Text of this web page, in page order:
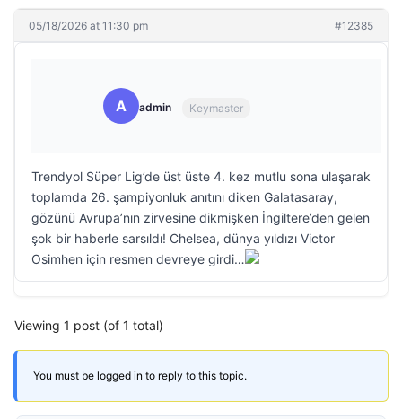
05/18/2026 at 11:30 pm #12385
A admin Keymaster
Trendyol Süper Lig’de üst üste 4. kez mutlu sona ulaşarak
toplamda 26. şampiyonluk anıtını diken Galatasaray,
gözünü Avrupa’nın zirvesine dikmişken İngiltere’den gelen
şok bir haberle sarsıldı! Chelsea, dünya yıldızı Victor
Osimhen için resmen devreye girdi…
Viewing 1 post (of 1 total)
You must be logged in to reply to this topic.